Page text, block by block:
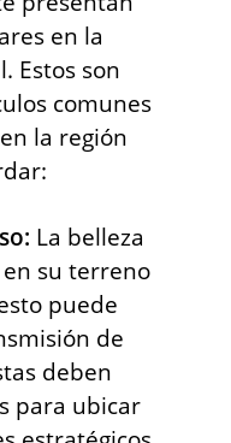
en la
Estos son
comunes
la región
La belleza
su terreno
puede
de
deben
para ubicar